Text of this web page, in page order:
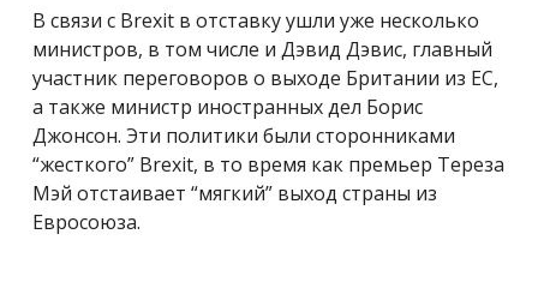
В связи с Brexit в отставку ушли уже несколько
министров, в том числе и Дэвид Дэвис, главный
участник переговоров о выходе Британии из ЕС,
а также министр иностранных дел Борис
Джонсон. Эти политики были сторонниками
“жесткого” Brexit, в то время как премьер Тереза
Мэй отстаивает “мягкий” выход страны из
Евросоюза.